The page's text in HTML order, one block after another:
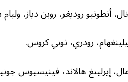
أنطونيو روديغر، روبن دياز، وليام
رودري، توني كروس.
إيرلينغ هالاند، فينيسيوس